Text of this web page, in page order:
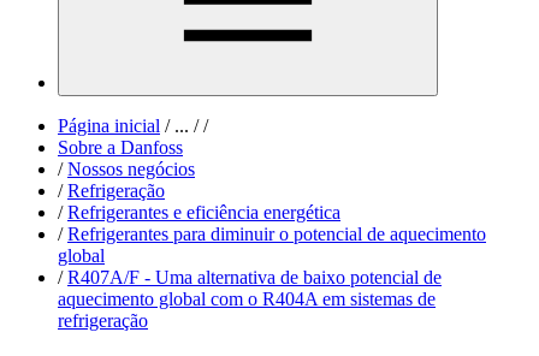
Página inicial /... / /
Sobre a Danfoss
/ Nossos negócios
/ Refrigeração
/ Refrigerantes e eficiência energética
/ Refrigerantes para diminuir o potencial de aquecimento
global
/ R407A/F - Uma alternativa de baixo potencial de
aquecimento global com o R404A em sistemas de
refrigeração